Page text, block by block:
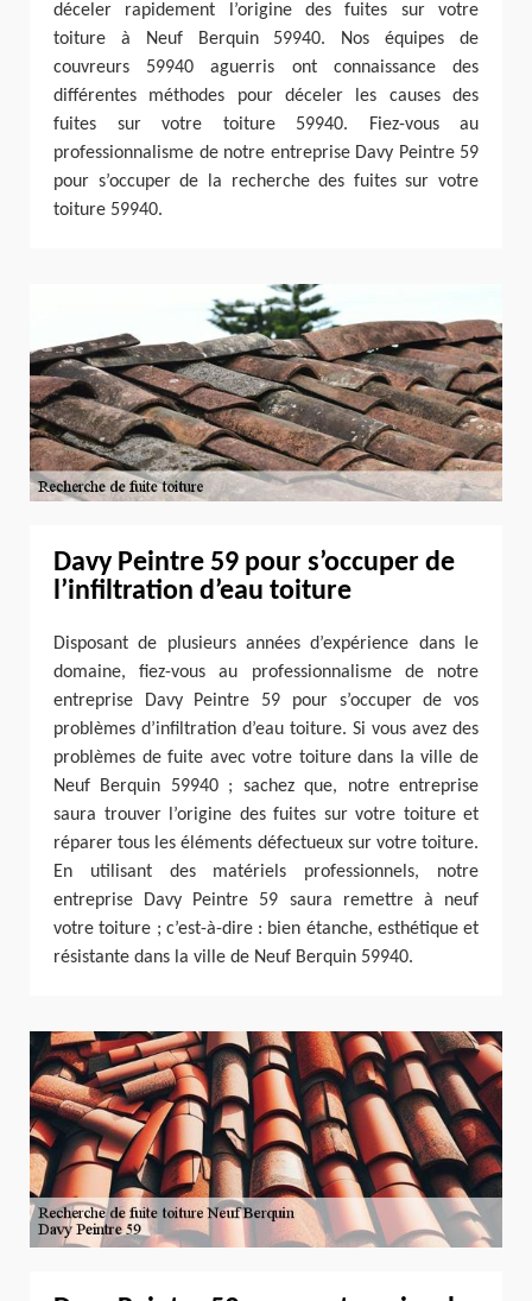
déceler rapidement l’origine des fuites sur votre
toiture à Neuf Berquin 59940. Nos équipes de
couvreurs 59940 aguerris ont connaissance des
différentes méthodes pour déceler les causes des
fuites sur votre toiture 59940. Fiez-vous au
professionnalisme de notre entreprise Davy Peintre 59
pour s’occuper de la recherche des fuites sur votre
toiture 59940.
Davy Peintre 59 pour s’occuper de
l’infiltration d’eau toiture
Disposant de plusieurs années d’expérience dans le
domaine, fiez-vous au professionnalisme de notre
entreprise Davy Peintre 59 pour s’occuper de vos
problèmes d’infiltration d’eau toiture. Si vous avez des
problèmes de fuite avec votre toiture dans la ville de
Neuf Berquin 59940 ; sachez que, notre entreprise
saura trouver l’origine des fuites sur votre toiture et
réparer tous les éléments défectueux sur votre toiture.
En utilisant des matériels professionnels, notre
entreprise Davy Peintre 59 saura remettre à neuf
votre toiture ; c’est-à-dire : bien étanche, esthétique et
résistante dans la ville de Neuf Berquin 59940.